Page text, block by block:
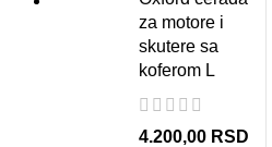
za motore i
skutere sa
koferom L
4.200,00 RSD